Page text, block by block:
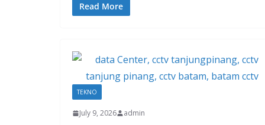
Read More
TEKNO
July 9, 2026 admin